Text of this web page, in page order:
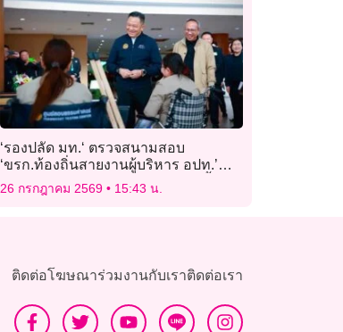
‘รองปลัด มท.‘ ตรวจสนามสอบ
‘ขรก.ท้องถิ่นสายงานผู้บริหาร อปท.’
กำชับคุมเข้มโกง พบทุจริตฟันไม่เลี้ยง!
26 กรกฎาคม 2569 15:43 น.
ติดต่อโฆษณาร่วมงานกับเราติดต่อเรา